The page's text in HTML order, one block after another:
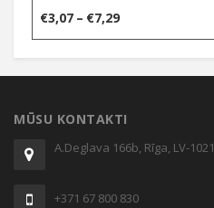
€3,07 – €7,29Price
range:
€7,29
MŪSU KONTAKTI
A.Deglava 166b, Rīga, LV-1021
+371 67 800 830